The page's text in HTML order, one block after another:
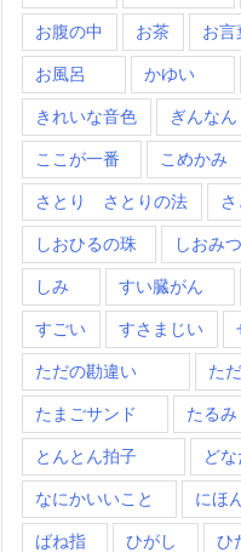
お腹の中 お茶 お言
お風呂 かゆい
きれいな音色 ぎんなん
ここが一番 こめかみ
さとり さとりの法
しおひるの珠 しおみ
しみ すい臓がん
すごい すさまじい
ただの勘違い た
たまごサンド たるみ
とんとん拍子 ど
なにかいいこと にほ
ばね指 ひがし ひ